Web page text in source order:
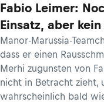
Fabio Leimer:
Einsatz, aber kein
Manor-Marussia-
dass er einen
Merhi zugunsten von
nicht in Betracht zieht,
wahrscheinlich bald